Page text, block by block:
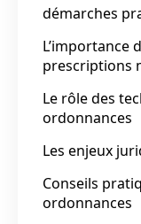
démarches
L’importance
prescriptions
Le rôle des
ordonnances
Les enjeux
Conseils
ordonnances